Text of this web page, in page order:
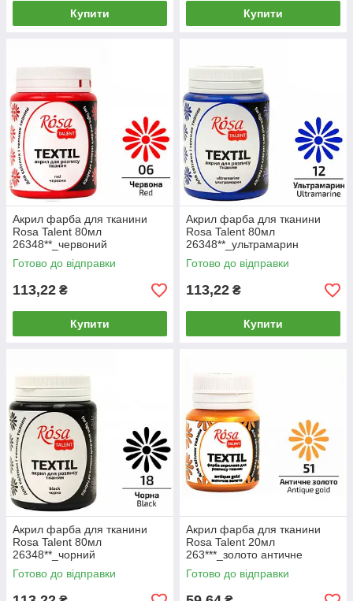
Купити Купити
Акрил фарба для тканини
Rosa Talent 80мл
26348**_червоний
Готово до відправки
113,22 ₴
Купити
Акрил фарба для тканини
Rosa Talent 80мл
26348**_ультрамарин
Готово до відправки
113,22 ₴
Купити
Акрил фарба для тканини
Rosa Talent 80мл
26348**_чорний
Готово до відправки
Акрил фарба для тканини
Rosa Talent 20мл
263***_золото античне
(263503)
Готово до відправки